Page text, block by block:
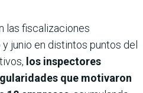
las fiscalizaciones
junio en distintos puntos del
los inspectores
que motivaron